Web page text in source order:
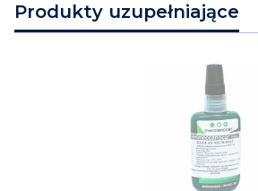
Produkty uzupełniające